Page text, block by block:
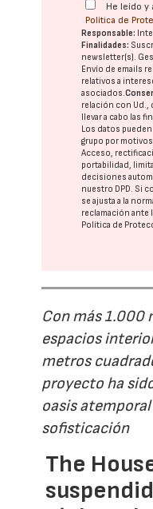
He leído
Política de
Responsable:
Finalidades:
newsletter(s).
Envío de emails
relativos a
asociados.
relación con Ud.,
llevar a cabo las
Los datos
grupo por
Acceso,
portabilidad,
decisiones
nuestro DPD. Si
se ajusta a la
reclamación ante
Política de
Con más 1.000
espacios
metros
proyecto ha
oasis
sofisticación
The